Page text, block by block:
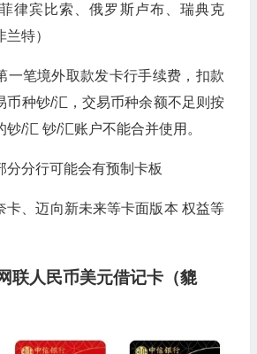
律宾比索、俄罗斯卢布、瑞典克
特）
一笔境外取款发卡行手续费，扣款
币种钞/汇，交易币种余额不足则按
/汇 钞/汇账户不能合并使用。
分分行可能会有预制卡板
卡、迈向新未来等卡面版本 权益等
联人民币美元借记卡（貔